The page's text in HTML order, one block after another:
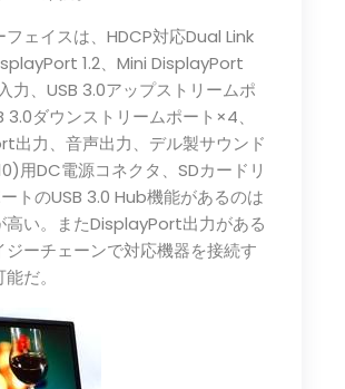
ェイスは、HDCP対応Dual Link
1.2、Mini DisplayPort
力、USB 3.0アップストリームポ
3.0ダウンストリームポート×4、
出力、音声出力、デル製サウンド
用DC電源コネクタ、SDカードリ
トのUSB 3.0 Hub機能があるのは
高い。またDisplayPort出力がある
ジーチェーンで対応機器を接続す
だ。